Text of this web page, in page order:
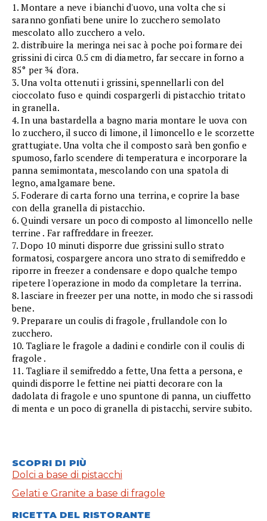
1. Montare a neve i bianchi d'uovo, una volta che si
saranno gonfiati bene unire lo zucchero semolato
mescolato allo zucchero a velo.
2. distribuire la meringa nei sac à poche poi formare dei
grissini di circa 0.5 cm di diametro, far seccare in forno a
85° per ¾ d'ora.
3. Una volta ottenuti i grissini, spennellarli con del
cioccolato fuso e quindi cospargerli di pistacchio tritato
in granella.
4. In una bastardella a bagno maria montare le uova con
lo zucchero, il succo di limone, il limoncello e le scorzette
grattugiate. Una volta che il composto sarà ben gonfio e
spumoso, farlo scendere di temperatura e incorporare la
panna semimontata, mescolando con una spatola di
legno, amalgamare bene.
5. Foderare di carta forno una terrina, e coprire la base
con della granella di pistacchio.
6. Quindi versare un poco di composto al limoncello nelle
terrine . Far raffreddare in freezer.
7. Dopo 10 minuti disporre due grissini sullo strato
formatosi, cospargere ancora uno strato di semifreddo e
riporre in freezer a condensare e dopo qualche tempo
ripetere l'operazione in modo da completare la terrina.
8. lasciare in freezer per una notte, in modo che si rassodi
bene.
9. Preparare un coulis di fragole , frullandole con lo
zucchero.
10. Tagliare le fragole a dadini e condirle con il coulis di
fragole .
11. Tagliare il semifreddo a fette, Una fetta a persona, e
quindi disporre le fettine nei piatti decorare con la
dadolata di fragole e uno spuntone di panna, un ciuffetto
di menta e un poco di granella di pistacchi, servire subito.
SCOPRI DI PIÙ
Dolci a base di pistacchi
Gelati e Granite a base di fragole
RICETTA DEL RISTORANTE